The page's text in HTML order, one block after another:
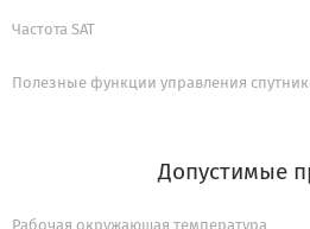
Частота SAT
Полезные функции управления
Допустимые
Рабочая окружающая температура